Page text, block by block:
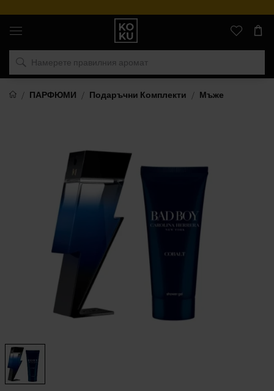
Оригинални
парфюми
часовници
на
място
ПАРФЮМИ
Подаръчни Комплекти Мъже